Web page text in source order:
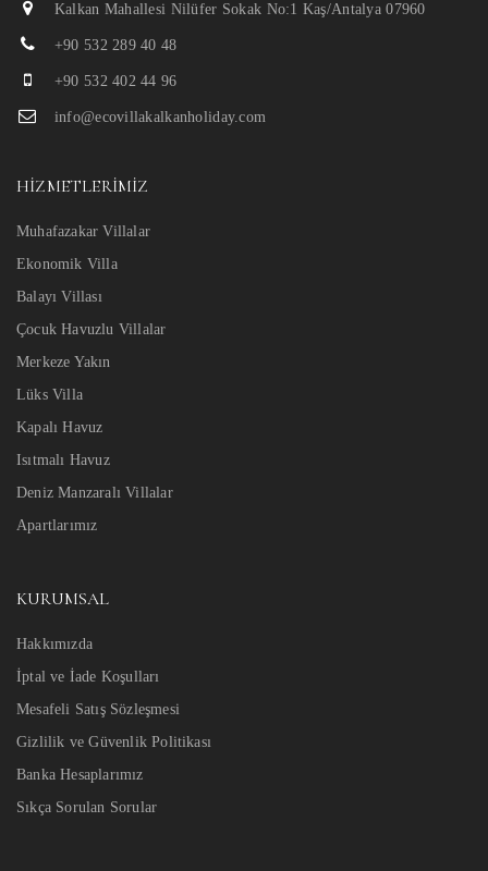
Kalkan Mahallesi Nilüfer Sokak No:1 Kaş/Antalya 07960
+90 532 289 40 48
+90 532 402 44 96
info@ecovillakalkanholiday.com
HIZMETLERIMIZ
Muhafazakar Villalar
Ekonomik Villa
Balayı Villası
Çocuk Havuzlu Villalar
Merkeze Yakın
Lüks Villa
Kapalı Havuz
Isıtmalı Havuz
Deniz Manzaralı Villalar
Apartlarımız
KURUMSAL
Hakkımızda
İptal ve İade Koşulları
Mesafeli Satış Sözleşmesi
Gizlilik ve Güvenlik Politikası
Banka Hesaplarımız
Sıkça Sorulan Sorular